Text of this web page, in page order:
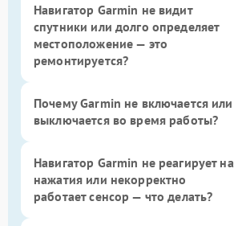
Навигатор Garmin не видит
спутники или долго определяет
местоположение — это
ремонтируется?
Почему Garmin не включается или
выключается во время работы?
Навигатор Garmin не реагирует на
нажатия или некорректно
работает сенсор — что делать?